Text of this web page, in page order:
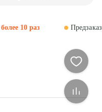
более 10 раз Предзаказ
–35 °